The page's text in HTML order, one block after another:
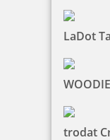
LaDot
trodat
Jetzt gestalten
Smartpen Heri